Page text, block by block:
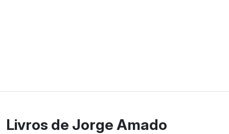
Livros de Jorge Amado